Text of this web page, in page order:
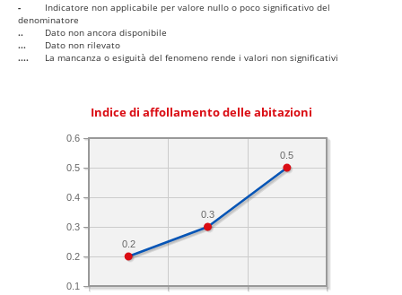
-
Indicatore non applicabile per valore nullo o poco significativo del
denominatore
..
Dato non ancora disponibile
...
Dato non rilevato
....
La mancanza o esiguità del fenomeno rende i valori non significativi
Indice di affollamento delle abitazioni
0.1
0.2
0.3
0.4
0.5
0.6
0.5
0.3
0.2